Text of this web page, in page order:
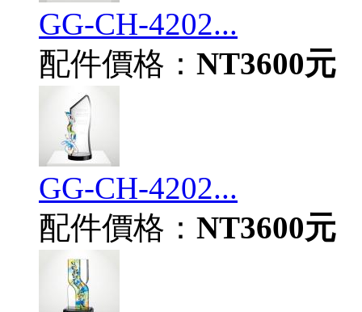
GG-CH-4202...
配件價格： NT3600元
GG-CH-4202...
配件價格： NT3600元